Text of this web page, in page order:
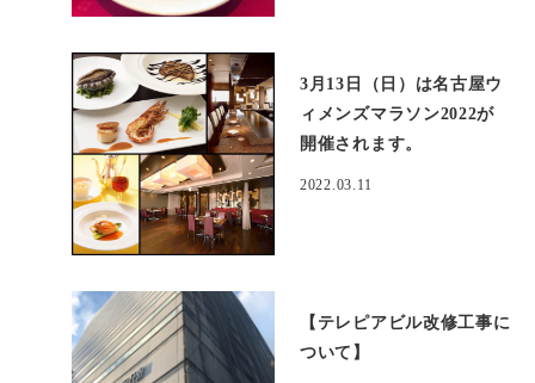
3月13日（日）は名古屋ウ
ィメンズマラソン2022が
開催されます。
2022.03.11
【テレピアビル改修工事に
ついて】